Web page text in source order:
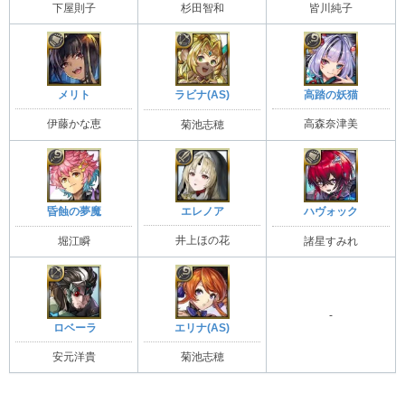
下屋則子 杉田智和 皆川純子
メリト
伊藤かな恵
ラビナ(AS)
菊池志穂
高踏の妖猫
高森奈津美
昏蝕の夢魔
堀江瞬
エレノア
井上ほの花
ハヴォック
諸星すみれ
ロベーラ
安元洋貴
エリナ(AS)
菊池志穂
-